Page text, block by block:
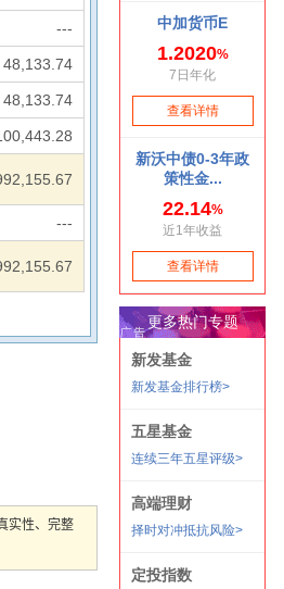
---
48,133.74
48,133.74
---
实性、完整